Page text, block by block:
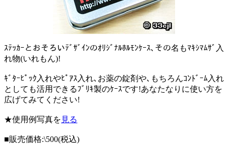
ｽﾃｯｶｰとおそろいﾃﾞｻﾞｲﾝのｵﾘｼﾞﾅﾙﾎﾙﾓﾝｹｰｽ､その名もﾏｷｼﾏﾑｻﾞ入
れ物(いれもん)!
ｷﾞﾀｰﾋﾟｯｸ入れやﾋﾟｱｽ入れ､お薬の錠剤や､もちろんｺﾝﾄﾞｰﾑ入れ
としても活用できるﾌﾞﾘｷ製のｹｰｽです!あなたなりに使い方を
広げてみてください!
★使用例写真を 見る
■販売価格:\500(税込)